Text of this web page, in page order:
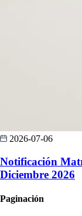
2026-07-06
Notificación
Diciembre 2026
Paginación